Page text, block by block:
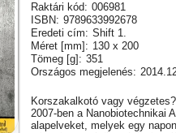
Raktári kód: 006981
ISBN: 9789633992678
Eredeti cím: Shift 1.
Méret [mm]: 130 x 200
Tömeg [g]: 351
Országos megjelenés:
Korszakalkotó vagy végzetes?
2007-ben a Nanobiotechnikai
alapelveket, melyek egy